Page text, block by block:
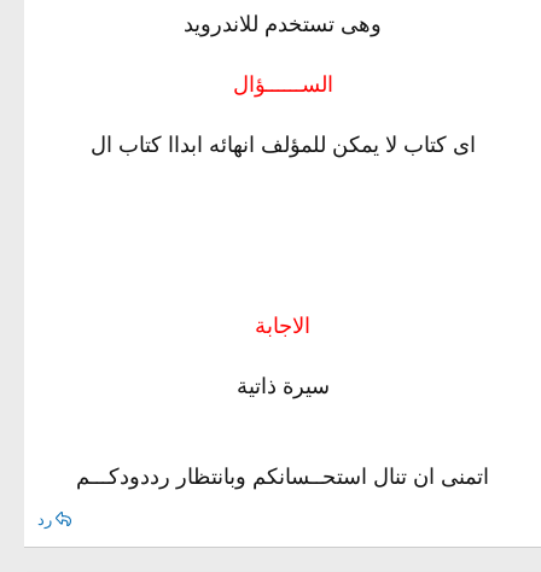
وهى تستخدم للاندرويد
الســــــؤال
اى كتاب لا يمكن للمؤلف انهائه ابداا كتاب ال
الاجابة
سيرة ذاتية
اتمنى ان تنال استحــسانكم وبانتظار رددودكـــم
رد